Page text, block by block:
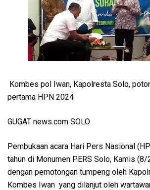
Kombes pol Iwan, Kapolresta Solo,
pertama HPN 2024
GUGAT news.com SOLO
Pembukaan acara Hari Pers Nasional
tahun di Monumen PERS Solo, Kamis
dengan pemotongan tumpeng oleh
Kombes Iwan yang dilanjut oleh